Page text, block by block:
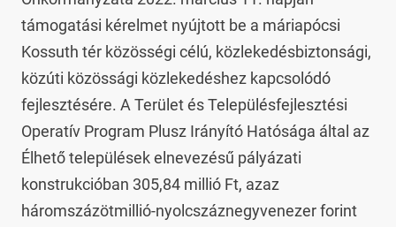
támogatási kérelmet nyújtott be a máriapócsi
Kossuth tér közösségi célú, közlekedésbiztonsági,
közúti közössági közlekedéshez kapcsolódó
fejlesztésére. A Terület és Településfejlesztési
Operatív Program Plusz Irányító Hatósága által az
Élhető települések elnevezésű pályázati
konstrukcióban 305,84 millió Ft, azaz
háromszázötmillió-nyolcszáznegyvenezer forint